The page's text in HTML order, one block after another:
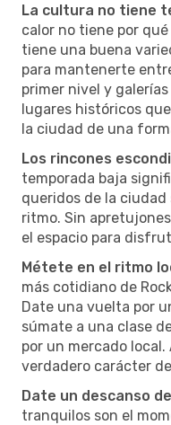
La cultura no tiene
calor no tiene por
tiene una buena
para mantenerte
primer nivel y
lugares históricos
la ciudad de una
Los rincones
temporada baja
queridos de la
ritmo. Sin
el espacio para
Métete en el ritmo
más cotidiano de
Date una vuelta por
súmate a una clase
por un mercado
verdadero carácter
Date un descanso
tranquilos son el